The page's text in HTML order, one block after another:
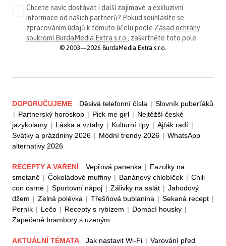
Chcete navíc dostávat i další zajímavé a exkluzivní
informace od našich partnerů? Pokud souhlasíte se
zpracováním údajů k tomuto účelu podle Zásad ochrany
soukromí BurdaMedia Extra s.r.o. , zaškrtněte toto pole.
© 2003—2026 BurdaMedia Extra s.r.o.
DOPORUČUJEME Děsivá telefonní čísla | Slovník puberťáků
| Partnerský horoskop | Pick me girl | Nejtěžší české
jazykolamy | Láska a vztahy | Kulturní tipy | Ajťák radí |
Svátky a prázdniny 2026 | Módní trendy 2026 | WhatsApp
alternativy 2026
RECEPTY A VAŘENÍ Vepřová panenka | Fazolky na
smetaně | Čokoládové muffiny | Banánový chlebíček | Chili
con carne | Sportovní nápoj | Zálivky na salát | Jahodový
džem | Zelná polévka | Třešňová bublanina | Sekaná recept |
Perník | Lečo | Recepty s rybízem | Domácí housky |
Zapečené brambory s uzeným
AKTUÁLNÍ TÉMATA Jak nastavit Wi-Fi | Varování před